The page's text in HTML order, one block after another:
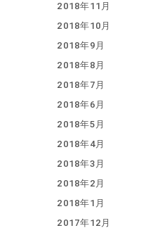
2018年11月
2018年10月
2018年9月
2018年8月
2018年7月
2018年6月
2018年5月
2018年4月
2018年3月
2018年2月
2018年1月
2017年12月